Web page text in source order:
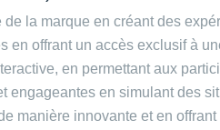
la marque en créant des
en offrant un accès exclusif à
en permettant aux
engageantes en simulant des
manière innovante et en